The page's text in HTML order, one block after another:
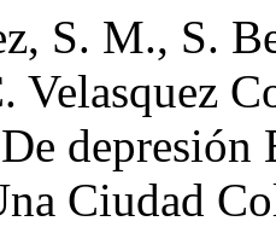
S. M., S.
Velasquez
Ciudad